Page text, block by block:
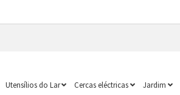
Utensílios do Lar Cercas eléctricas Jardim